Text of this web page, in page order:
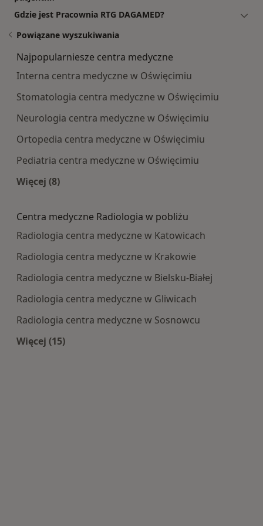
Gdzie jest Pracownia RTG DAGAMED?
Powiązane wyszukiwania
Najpopularniesze centra medyczne
Interna centra medyczne w Oświęcimiu
Stomatologia centra medyczne w Oświęcimiu
Neurologia centra medyczne w Oświęcimiu
Ortopedia centra medyczne w Oświęcimiu
Pediatria centra medyczne w Oświęcimiu
Więcej (8)
Centra medyczne Radiologia w pobliżu
Radiologia centra medyczne w Katowicach
Radiologia centra medyczne w Krakowie
Radiologia centra medyczne w Bielsku-Białej
Radiologia centra medyczne w Gliwicach
Radiologia centra medyczne w Sosnowcu
Więcej (15)